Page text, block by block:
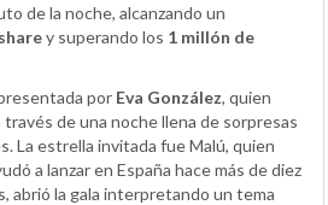
de la noche, alcanzando un
y superando los 1 millón de
por Eva González, quien
de una noche llena de sorpresas
La estrella invitada fue Malú, quien
a lanzar en España hace más de diez
abrió la gala interpretando un tema